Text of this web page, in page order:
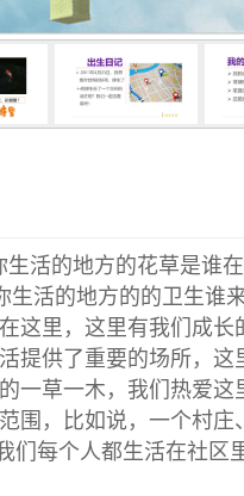
生活的地方的花草是谁
生活的地方的的卫生谁
这里，这里有我们成
提供了重要的场所，
一草一木，我们热爱
围，比如说，一个村
们每个人都生活在社区